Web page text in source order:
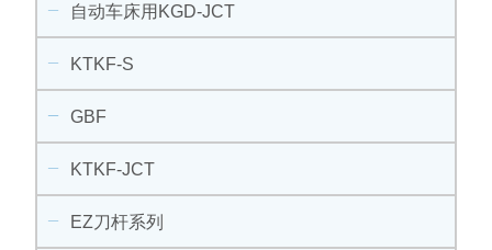
自动车床用KGD-JCT
KTKF-S
GBF
KTKF-JCT
EZ刀杆系列